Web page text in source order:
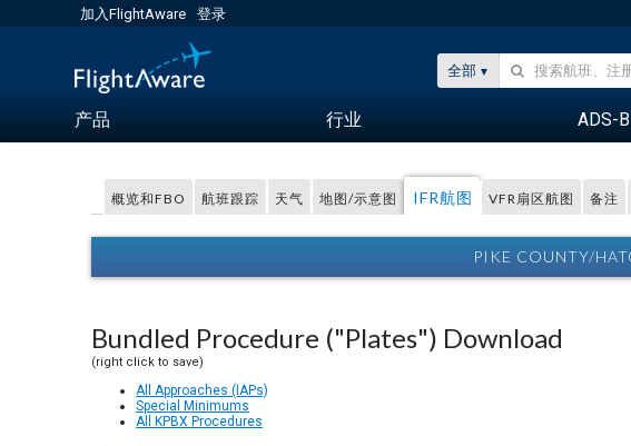
加入FlightAware 登录
全部
产品 行业 ADS-B
概览和FBO 航班跟踪 天气 地图/示意图 IFR航图 VFR扇区航图 备注
PIKE COUNTY/
Bundled Procedure ("Plates") Download
(right click to save)
All Approaches (IAPs)
Special Minimums
All KPBX Procedures